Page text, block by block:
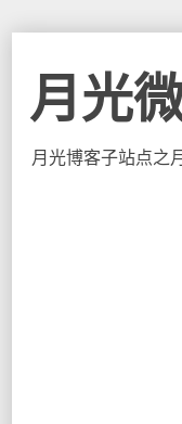
月光
月光博客子站点之